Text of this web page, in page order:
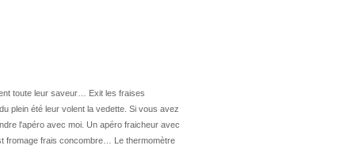
toute leur saveur… Exit les fraises
plein été leur volent la vedette. Si vous avez
l'apéro avec moi. Un apéro fraicheur avec
fromage frais concombre… Le thermomètre